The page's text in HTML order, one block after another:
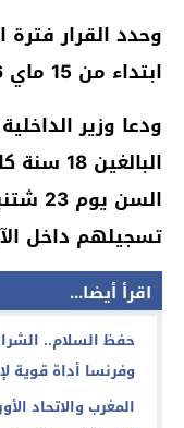
ابتداء من 15 ماي 2026 إلى غاية 13 يونيو 2026.
ودعا وزير
تسجيلهم داخل
اقرأ أيضا...
حفظ السلام..
وفرنسا أداة قوية